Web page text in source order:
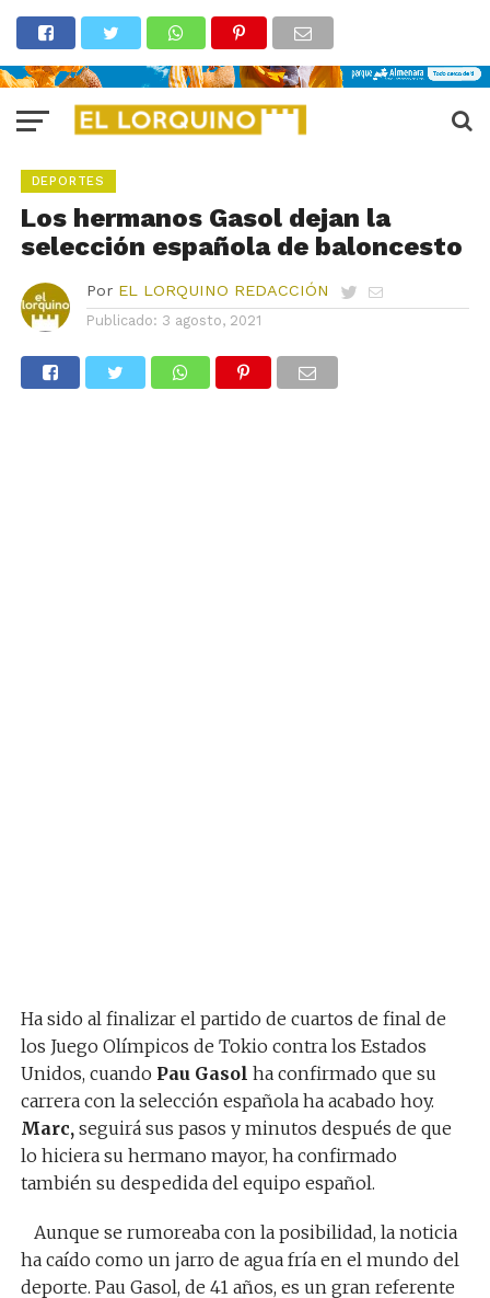
DEPORTES
Los hermanos Gasol dejan la
selección española de baloncesto
Por EL LORQUINO REDACCIÓN
Publicado: 3 agosto, 2021
Ha sido al finalizar el partido de cuartos de final de
los Juego Olímpicos de Tokio contra los Estados
Unidos, cuando Pau Gasol ha confirmado que su
carrera con la selección española ha acabado hoy.
Marc,seguirá sus pasos y minutos después de que
lo hiciera su hermano mayor, ha confirmado
también su despedida del equipo español.
Aunque se rumoreaba con la posibilidad, la noticia
ha caído como un jarro de agua fría en el mundo del
deporte. Pau Gasol, de 41 años, es un gran referente